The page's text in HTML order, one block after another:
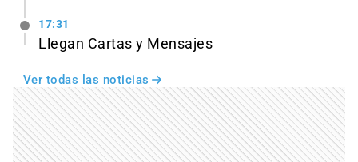
17:31
Llegan Cartas y Mensajes
Ver todas las noticias